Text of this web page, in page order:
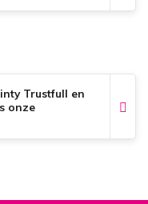
Trustfull en
onze